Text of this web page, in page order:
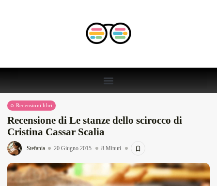
Recensioni libri
Recensione di Le stanze dello scirocco di
Cristina Cassar Scalia
Stefania 20 Giugno 2015 8 Minuti